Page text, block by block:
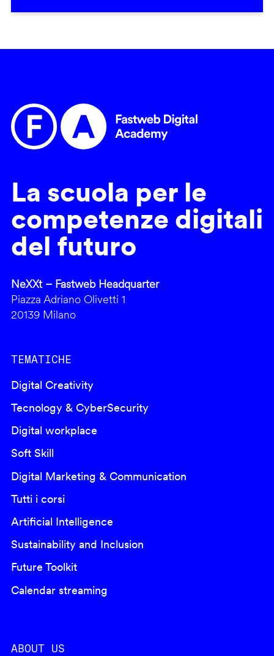
La scuola per le
competenze digitali
del futuro
NeXXt – Fastweb Headquarter
Piazza Adriano Olivetti 1
20139 Milano
TEMATICHE
Digital Creativity
Tecnology & CyberSecurity
Digital workplace
Soft Skill
Digital Marketing & Communication
Tutti i corsi
Artificial Intelligence
Sustainability and Inclusion
Future Toolkit
Calendar streaming
ABOUT US